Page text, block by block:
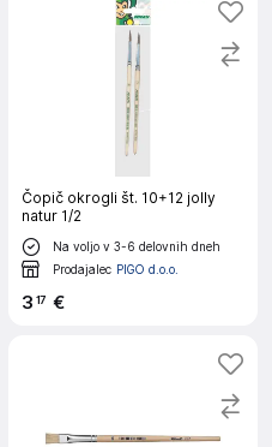
Čopič okrogli št. 10+12 jolly
natur 1/2
Na voljo v 3-6 delovnih dneh
Prodajalec PIGO d.o.o.
3 17 €